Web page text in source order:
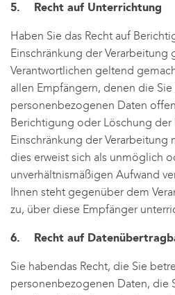
5. Recht auf Unterrichtung
Haben Sie das Recht auf
Einschränkung der Verarbeitung
Verantwortlichen geltend
allen Empfängern, denen die
personenbezogenen Daten
Berichtigung oder Löschung der
Einschränkung der Verarbeitung
dies erweist sich als unmöglich
unverhältnismäßigen Aufwand
Ihnen steht gegenüber dem
zu, über diese Empfänger
6. Recht auf
Sie habendas Recht, die Sie
personenbezogenen Daten, die